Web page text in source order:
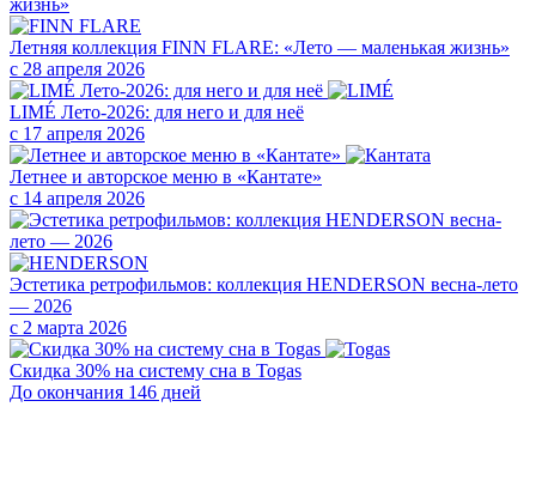
Летняя коллекция FINN FLARE: «Лето — маленькая жизнь»
с 28 апреля 2026
LIMÉ Лето-2026: для него и для неё
с 17 апреля 2026
Летнее и авторское меню в «Кантате»
с 14 апреля 2026
Эстетика ретрофильмов: коллекция HENDERSON весна-лето
— 2026
с 2 марта 2026
Скидка 30% на систему сна в Togas
До окончания 146 дней